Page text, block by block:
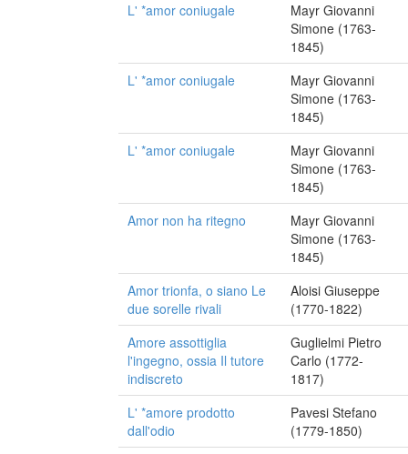
L' *amor coniugale
Mayr Giovanni
Simone (1763-
1845)
L' *amor coniugale
Mayr Giovanni
Simone (1763-
1845)
L' *amor coniugale
Mayr Giovanni
Simone (1763-
1845)
Amor non ha ritegno
Mayr Giovanni
Simone (1763-
1845)
Amor trionfa, o siano Le
due sorelle rivali
Aloisi Giuseppe
(1770-1822)
Amore assottiglia
l'ingegno, ossia Il tutore
indiscreto
Guglielmi Pietro
Carlo (1772-
1817)
L' *amore prodotto
dall'odio
Pavesi Stefano
(1779-1850)